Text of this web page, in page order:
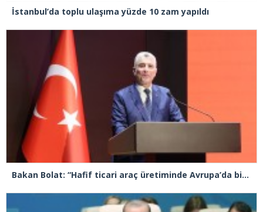
İstanbul’da toplu ulaşıma yüzde 10 zam yapıldı
Bakan Bolat: “Hafif ticari araç üretiminde Avrupa’da birinci sıradayız”